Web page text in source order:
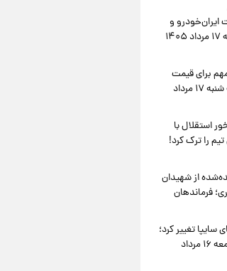
و
برای قیمت
دلار، طلا و سکه شنبه ۱۷ مرداد
استقلال با
را ترک کرد!
از شهیدان
فرماندهان
تغییر کرد؛
لیست قیمت جمعه ۱۶ مرداد